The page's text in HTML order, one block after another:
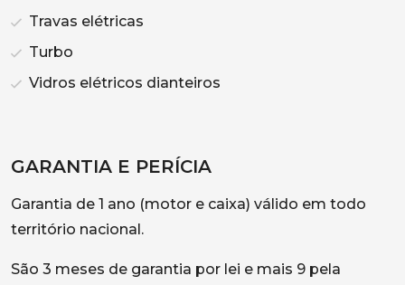
Travas elétricas
Turbo
Vidros elétricos dianteiros
GARANTIA E PERÍCIA
Garantia de 1 ano (motor e caixa) válido em todo
território nacional.
São 3 meses de garantia por lei e mais 9 pela